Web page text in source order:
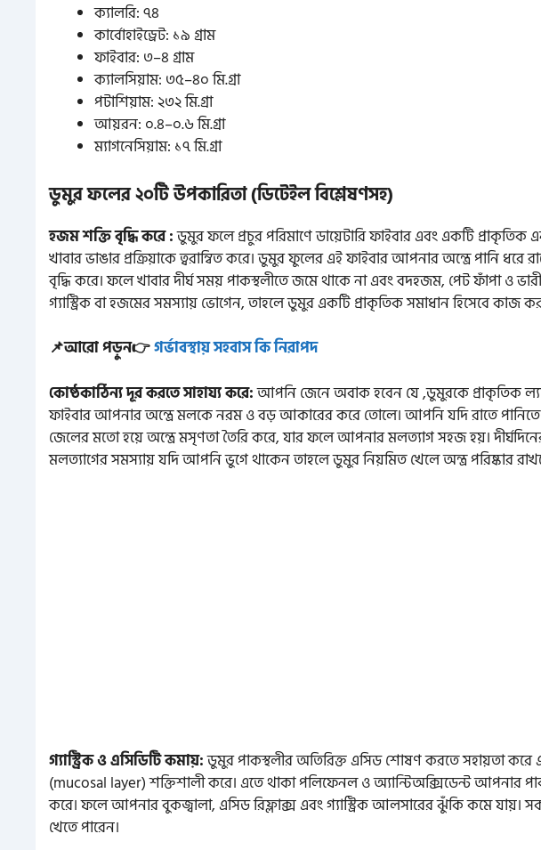
ক্যালরি: ৭৪
কার্বোহাইড্রেট: ১৯ গ্রাম
ফাইবার: ৩–৪ গ্রাম
ক্যালসিয়াম: ৩৫–৪০ মি.গ্রা
পটাশিয়াম: ২৩২ মি.গ্রা
আয়রন: ০.৪–০.৬ মি.গ্রা
ম্যাগনেসিয়াম: ১৭ মি.গ্রা
ডুমুর ফলের ২০টি উপকারিতা (ডিটেইল বিশ্লেষণসহ)
হজম শক্তি বৃদ্ধি করে :ডুমুর ফলে প্রচুর পরিমাণে ডায়েটারি ফাইবার এবং একটি
খাবার ভাঙার প্রক্রিয়াকে ত্বরান্বিত করে। ডুমুর ফুলের এই ফাইবার আপনার অন্ত্রে পানি ধরে
বৃদ্ধি করে। ফলে খাবার দীর্ঘ সময় পাকস্থলীতে জমে থাকে না এবং বদহজম, পেট ফাঁপা ও
গ্যাস্ট্রিক বা হজমের সমস্যায় ভোগেন, তাহলে ডুমুর একটি প্রাকৃতিক সমাধান হিসেবে কাজ
📌আরো পড়ুন👉গর্ভাবস্থায় সহবাস কি নিরাপদ
কোষ্ঠকাঠিন্য দূর করতে সাহায্য করে:আপনি জেনে অবাক হবেন যে ,ডুমুরকে প্রাকৃতিক
ফাইবার আপনার অন্ত্রে মলকে নরম ও বড় আকারের করে তোলে। আপনি যদি রাতে পানিতে
জেলের মতো হয়ে অন্ত্রে মসৃণতা তৈরি করে, যার ফলে আপনার মলত্যাগ সহজ হয়।
মলত্যাগের সমস্যায় যদি আপনি ভুগে থাকেন তাহলে ডুমুর নিয়মিত খেলে অন্ত্র পরিষ্কার
গ্যাস্ট্রিক ও এসিডিটি কমায়:ডুমুর পাকস্থলীর অতিরিক্ত এসিড শোষণ করতে সহায়তা
(mucosal layer) শক্তিশালী করে। এতে থাকা পলিফেনল ও অ্যান্টিঅক্সিডেন্ট আপনার
করে। ফলে আপনার বুকজ্বালা, এসিড রিফ্লাক্স এবং গ্যাস্ট্রিক আলসারের ঝুঁকি কমে যায়।
খেতে পারেন।